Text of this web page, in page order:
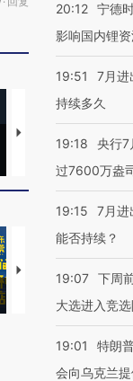
马航飞行员跨国走私7万
粒摇头丸 尿检体内含3
【推广】走进第四届链
会，让数智科技“链”接
20:12 宁德
影响国内锂
19:51
7月进
持续多久
19:18
央行7
过7600万盎
19:15
7月进
能否持续？
19:07 下周
大选进入竞
19:01
特朗
会向乌克兰